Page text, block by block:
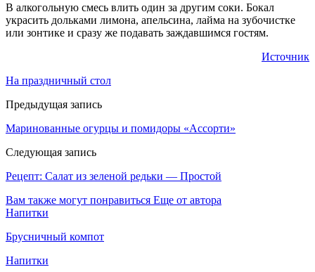
В алкогольную смесь влить один за другим соки. Бокал
украсить дольками лимона, апельсина, лайма на зубочистке
или зонтике и сразу же подавать заждавшимся гостям.
Источник
На праздничный стол
Предыдущая запись
Маринованные огурцы и помидоры «Ассорти»
Следующая запись
Рецепт: Салат из зеленой редьки — Простой
Вам также могут понравиться Еще от автора
Напитки
Брусничный компот
Напитки